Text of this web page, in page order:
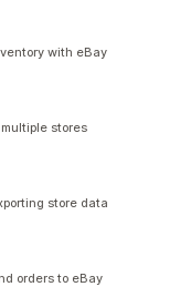
with eBay
stores
store data
orders to eBay